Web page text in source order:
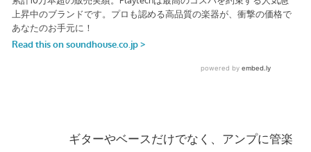
ギターやベースだけでなく、アンプに管楽